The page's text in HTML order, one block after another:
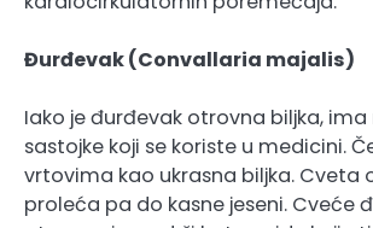
Đurđevak (Convallaria majalis)
Iako je đurđevak otrovna biljka,
sastojke koji se koriste u medicini.
vrtovima kao ukrasna biljka. Cveta
proleća pa do kasne jeseni. Cveće